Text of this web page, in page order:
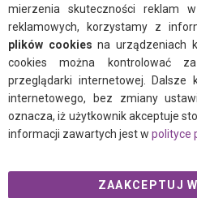
mierzenia skuteczności reklam
reklamowych, korzystamy z
plików cookiesna urządzeniach
cookies można kontrolować
przeglądarki internetowej. Dalsze
internetowego, bez zmiany
oznacza, iż użytkownik akceptuje
informacji zawartych jest w polityce
ZAAKCEPTUJ